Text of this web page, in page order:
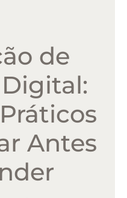
de
Antes